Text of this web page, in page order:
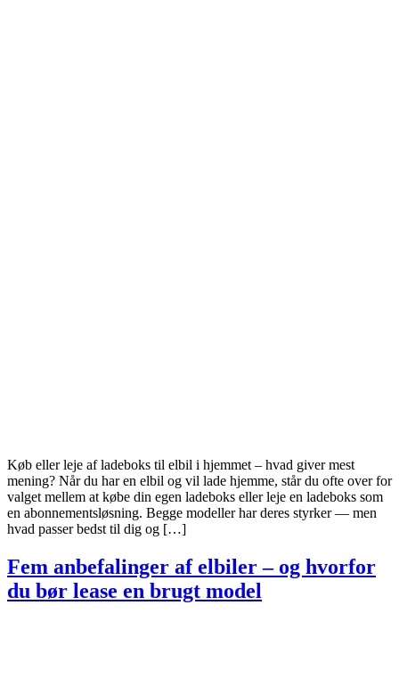
Køb eller leje af ladeboks til elbil i hjemmet – hvad giver mest
mening? Når du har en elbil og vil lade hjemme, står du ofte over for
valget mellem at købe din egen ladeboks eller leje en ladeboks som
en abonnementsløsning. Begge modeller har deres styrker — men
hvad passer bedst til dig og […]
Fem anbefalinger af elbiler – og hvorfor
du bør lease en brugt model